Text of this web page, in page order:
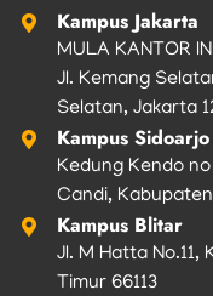
Kampus Jakarta
MULA KANTOR
Jl. Kemang
Selatan, Jakarta
Kampus Sidoarjo
Kedung Kendo
Candi,
Kampus Blitar
Jl. M Hatta No.11,
Timur 66113